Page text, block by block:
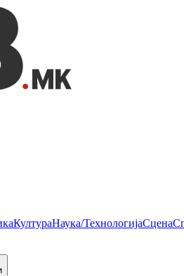
КултураНаука/ТехнологијаСцена